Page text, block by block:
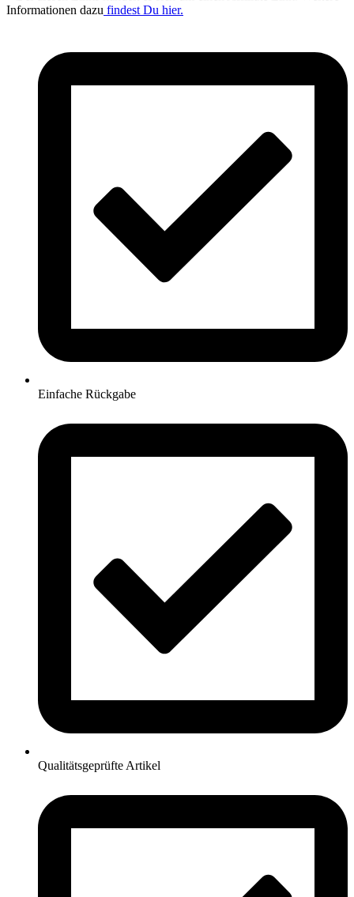
Informationen dazu findest Du hier.
Einfache Rückgabe
Qualitätsgeprüfte Artikel